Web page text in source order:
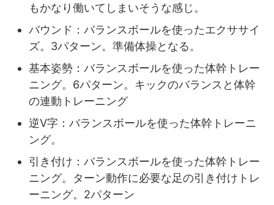
もかなり働いてしまいそうな感じ。
バウンド：バランスボールを使ったエクササイ
ズ。3パターン。準備体操となる。
基本姿勢：バランスボールを使った体幹トレー
ニング。6パターン。キックのバランスと体幹
の連動トレーニング
逆V字：バランスボールを使った体幹トレーニ
ング。
引き付け：バランスボールを使った体幹トレー
ニング。ターン動作に必要な足の引き付けトレ
ーニング。2パターン